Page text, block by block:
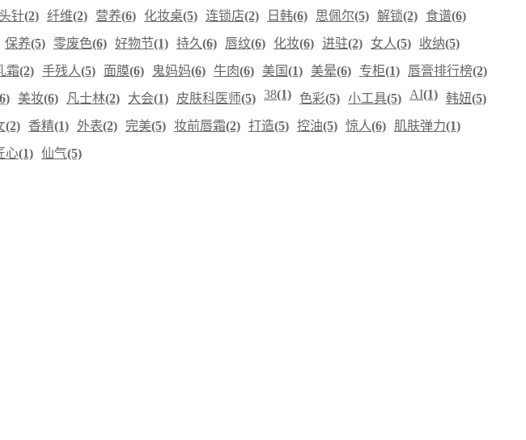
针(2) 纤维(2) 营养(6) 化妆桌(5) 连锁店(2) 日韩(6) 思佩尔(5) 解锁(2) 食谱(6)
保养(5) 零废色(6) 好物节(1) 持久(6) 唇纹(6) 化妆(6) 进驻(2) 女人(5) 收纳(5)
霜(2) 手残人(5) 面膜(6) 鬼妈妈(6) 牛肉(6) 美国(1) 美晕(6) 专柜(1) 唇膏排行榜(2)
美妆(6) 凡士林(2) 大会(1) 皮肤科医师(5) 38(1) 色彩(5) 小工具(5) AI(1) 韩妞(5)
(2) 香精(1) 外表(2) 完美(5) 妆前唇霜(2) 打造(5) 控油(5) 惊人(6) 肌肤弹力(1)
心(1) 仙气(5)